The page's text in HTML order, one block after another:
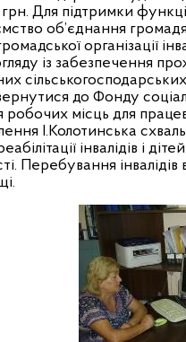
Для підтримки
об’єднання
організації
із забезпечення
до Фонду
місць для
І.Колотинська
інвалідів і
Перебування